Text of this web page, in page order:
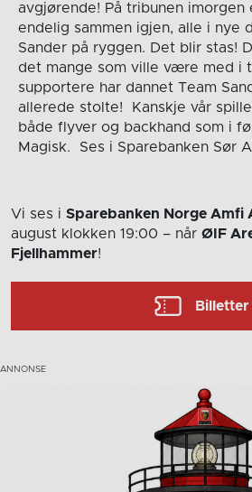
avgjørende! På tribunen imorgen
endelig sammen igjen, alle i nye
Sander på ryggen. Det blir stas!
det mange som ville være med i
supportere har dannet Team
allerede stolte! Kanskje vår
både flyver og backhand som i
Magisk. Ses i Sparebanken Sør
Vi ses i Sparebanken Norge Amfi
august klokken 19:00 – når ØIF
Fjellhammer!
Billetter